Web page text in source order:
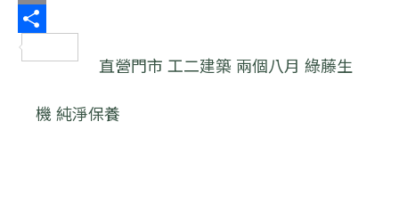
Email
直營門市 工二建築 兩個八月 綠藤生
機 純淨保養